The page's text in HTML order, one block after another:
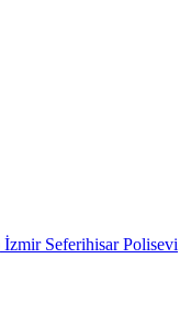
İzmir Seferihisar Polisevi